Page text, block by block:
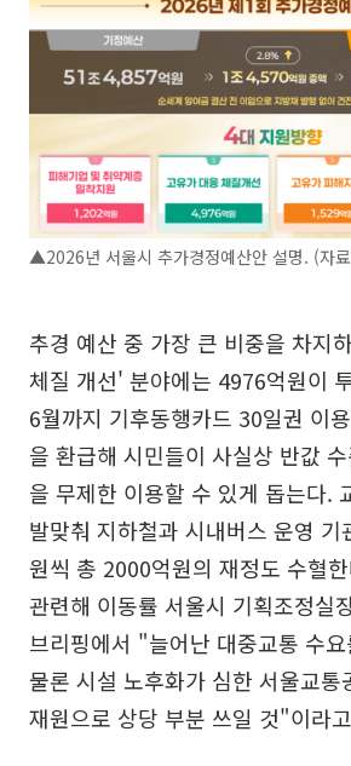
▲2026년 서울시 추가경정예산안 설명. (자
추경 예산 중 가장 큰 비중을 차지
체질 개선' 분야에는 4976억원이
6월까지 기후동행카드 30일권 이
을 환급해 시민들이 사실상 반값
을 무제한 이용할 수 있게 돕는다.
발맞춰 지하철과 시내버스 운영 기
원씩 총 2000억원의 재정도 수혈
관련해 이동률 서울시 기획조정실
브리핑에서 "늘어난 대중교통 수
물론 시설 노후화가 심한 서울교통
재원으로 상당 부분 쓰일 것"이라